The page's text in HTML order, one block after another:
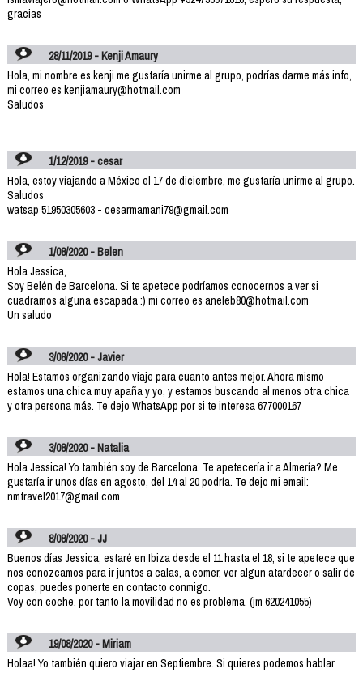
gracias
28/11/2019 - Kenji Amaury
Hola, mi nombre es kenji me gustaría unirme al grupo, podrías darme más info,
mi correo es kenjiamaury@hotmail.com
Saludos
1/12/2019 - cesar
Hola, estoy viajando a México el 17 de diciembre, me gustaría unirme al grupo.
Saludos
watsap 51950305603 - cesarmamani79@gmail.com
1/08/2020 - Belen
Hola Jessica,
Soy Belén de Barcelona. Si te apetece podríamos conocernos a ver si
cuadramos alguna escapada :) mi correo es aneleb80@hotmail.com
Un saludo
3/08/2020 - Javier
Hola! Estamos organizando viaje para cuanto antes mejor. Ahora mismo
estamos una chica muy apaña y yo, y estamos buscando al menos otra chica
y otra persona más. Te dejo WhatsApp por si te interesa 677000167
3/08/2020 - Natalia
Hola Jessica! Yo también soy de Barcelona. Te apetecería ir a Almería? Me
gustaría ir unos días en agosto, del 14 al 20 podría. Te dejo mi email:
nmtravel2017@gmail.com
8/08/2020 - JJ
Buenos días Jessica, estaré en Ibiza desde el 11 hasta el 18, si te apetece que
nos conozcamos para ir juntos a calas, a comer, ver algun atardecer o salir de
copas, puedes ponerte en contacto conmigo.
Voy con coche, por tanto la movilidad no es problema. (jm 620241055)
19/08/2020 - Miriam
Holaa! Yo también quiero viajar en Septiembre. Si quieres podemos hablar